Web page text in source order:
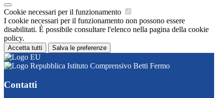
Cookie necessari per il funzionamento
I cookie necessari per il funzionamento non possono essere
disabilitati. È possibile consultare l'elenco nella pagina della cookie
policy.
Accetta tutti Salva le preferenze
Istituto Comprensivo Betti Fermo
Contatti